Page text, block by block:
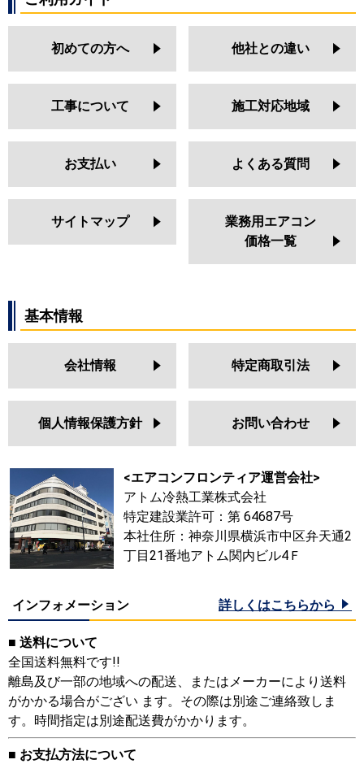
初めての方へ 他社との違い
工事について 施工対応地域
お支払い よくある質問
サイトマップ
業務用エアコン
価格一覧
基本情報
会社情報 特定商取引法
個人情報保護方針 お問い合わせ
<エアコンフロンティア運営会社>
アトム冷熱工業株式会社
特定建設業許可：第 64687号
本社住所：神奈川県横浜市中区弁天通2
丁目21番地アトム関内ビル4Ｆ
インフォメーション 詳しくはこちらから
■ 送料について
全国送料無料です!!
離島及び一部の地域への配送、またはメーカーにより送料
がかかる場合がござい ます。その際は別途ご連絡致しま
す。時間指定は別途配送費がかかります。
■ お支払方法について